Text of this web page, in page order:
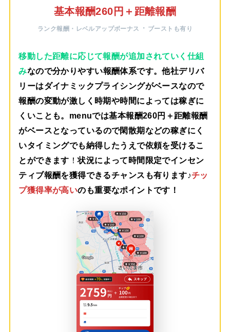
基本報酬260円＋距離報酬
ランク報酬・レベルアップボーナス ・ ブーストも有り
移動した距離に応じて報酬が追加されていく仕組
みなので分かりやすい報酬体系です。他社デリバ
リーはダイナミックプライシングがベースなので
報酬の変動が激しく時期や時間によっては稼ぎに
くいことも。menuでは基本報酬260円＋距離報酬
がベースとなっているので閑散期などの稼ぎにく
いタイミングでも納得したうえで依頼を受けるこ
とができます ！状況によって時間限定でインセン
ティブ報酬を獲得できるチャンスも有ります♪チッ
プ獲得率が高いのも重要なポイントです！